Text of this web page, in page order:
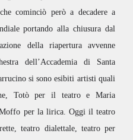
cominciò però a decadere a
portando alla chiusura dal
della riapertura avvenne
dell’Accademia di Santa
si sono esibiti artisti quali
Totò per il teatro e Maria
per la lirica. Oggi il teatro
teatro dialettale, teatro per